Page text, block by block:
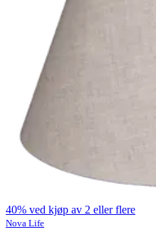
40% ved kjøp av 2 eller flere
Nova Life